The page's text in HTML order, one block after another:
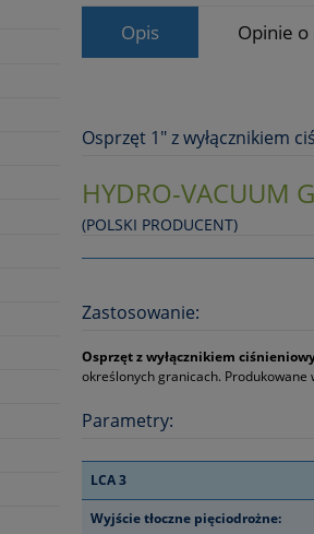
Opis Opinie
Osprzęt 1" z wyłącznikiem
HYDRO-VACUUM
(POLSKI PRODUCENT)
Zastosowanie:
Osprzęt z wyłącznikiem
określonych granicach. Produkowane
Parametry:
LCA 3
Wyjście tłoczne pięciodrożne: